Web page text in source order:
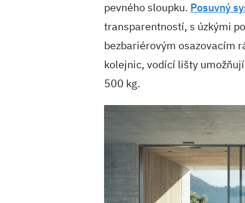
pevného sloupku. Posuvný
transparentností, s úzkými
bezbariérovým osazovacím
kolejnic, vodící lišty
500 kg.